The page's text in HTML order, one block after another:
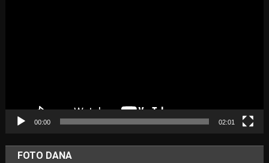
00:00 02:01
FOTO DANA